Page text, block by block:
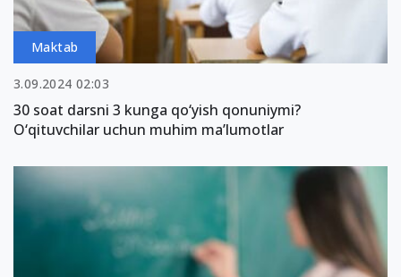
Maktab
3.09.2024 02:03
30 soat darsni 3 kunga qo‘yish qonuniymi?
O‘qituvchilar uchun muhim ma’lumotlar